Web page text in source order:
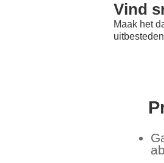
Vind
Maak het